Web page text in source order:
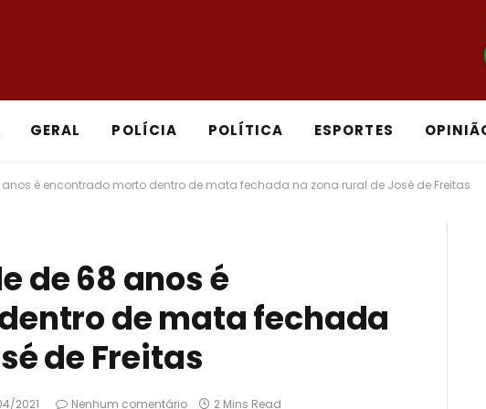
GERAL POLÍCIA POLÍTICA ESPORTES
é encontrado morto dentro de mata fechada na zona rural de José de Freitas
de 68 anos é
de mata fechada
de Freitas
2021 Nenhum comentário 2 Mins Read